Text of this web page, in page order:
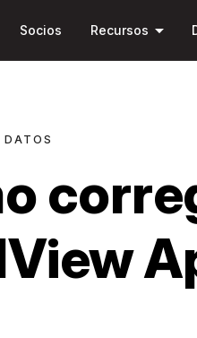
Socios Recursos arrow_drop_down
DATOS